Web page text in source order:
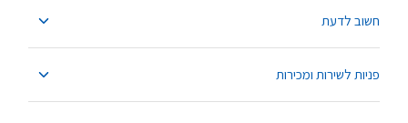
חשוב לדעת
פניות לשירות ומכירות